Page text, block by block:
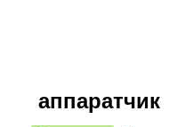
аппаратчик